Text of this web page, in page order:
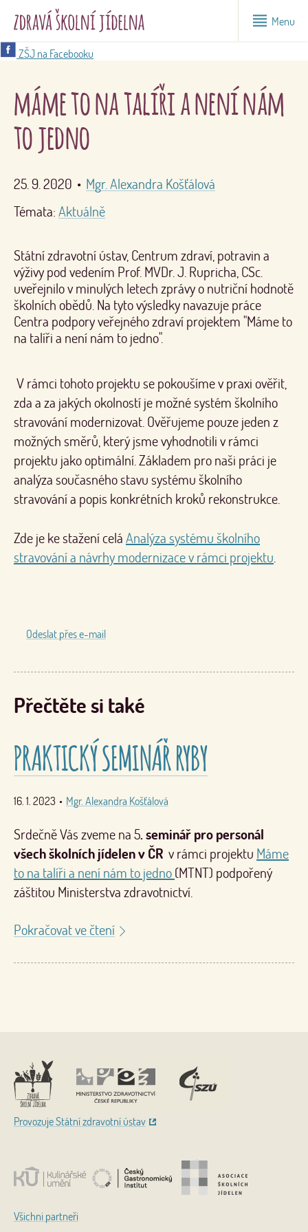
Menu
ZŠJ na Facebooku
máme to na talíři a není nám
to jedno
25. 9. 2020 • Mgr. Alexandra Košťálová
Témata: Aktuálně
Státní zdravotní ústav, Centrum zdraví, potravin a
výživy pod vedením Prof. MVDr. J. Rupricha, CSc.
uveřejnilo v minulých letech zprávy o nutriční hodnotě
školních obědů. Na tyto výsledky navazuje práce
Centra podpory veřejného zdraví projektem "Máme to
na talíři a není nám to jedno".
V rámci tohoto projektu se pokoušíme v praxi ověřit,
zda a za jakých okolností je možné systém školního
stravování modernizovat. Ověřujeme pouze jeden z
možných směrů, který jsme vyhodnotili v rámci
projektu jako optimální. Základem pro naši práci je
analýza současného stavu systému školního
stravování a popis konkrétních kroků rekonstrukce.
Zde je ke stažení celá Analýza systému školního
stravování a návrhy modernizace v rámci projektu.
Odeslat přes e-mail
Přečtěte si také
PRAKTICKÝ SEMINÁŘ RYBY
16. 1. 2023 • Mgr. Alexandra Košťálová
Srdečně Vás zveme na 5. seminář pro personál
všech školních jídelen v ČR v rámci projektu Máme
to na talíři a není nám to jedno (MTNT) podpořený
záštitou Ministerstva zdravotnictví.
Pokračovat ve čtení
Provozuje Státní zdravotní ústav
Všichni partneři